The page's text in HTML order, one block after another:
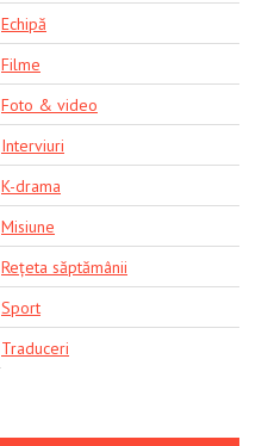
Echipă
Filme
Foto & video
Interviuri
K-drama
Misiune
Rețeta săptămânii
Sport
Traduceri